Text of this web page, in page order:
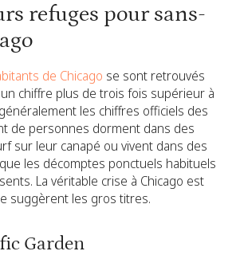
refuges pour sans-
de Chicago se sont retrouvés
chiffre plus de trois fois supérieur à
les chiffres officiels des
de personnes dorment dans des
sur leur canapé ou vivent dans des
les décomptes ponctuels habituels
La véritable crise à Chicago est
suggèrent les gros titres.
Garden